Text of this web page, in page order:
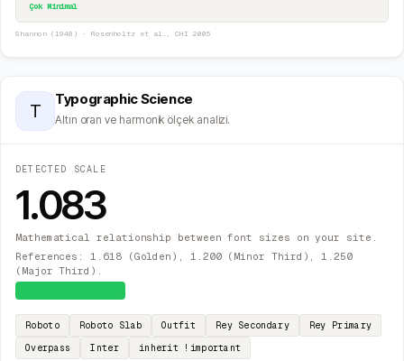
Çok Minimal
Shannon (1948) · Rosenholtz et al., CHI 2005
T
Typographic Science
Altın oran ve harmonik ölçek analizi.
DETECTED SCALE
1.083
Mathematical relationship between font sizes on your site.
References: 1.618 (Golden), 1.200 (Minor Third), 1.250
(Major Third).
Roboto Roboto Slab Outfit Rey Secondary
Rey Primary
Overpass
Inter inherit !important